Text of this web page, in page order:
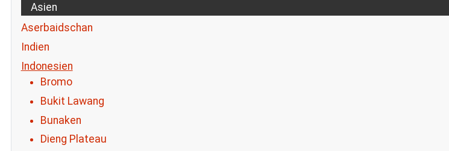
Asien
Aserbaidschan
Indien
Indonesien
Bromo
Bukit Lawang
Bunaken
Dieng Plateau